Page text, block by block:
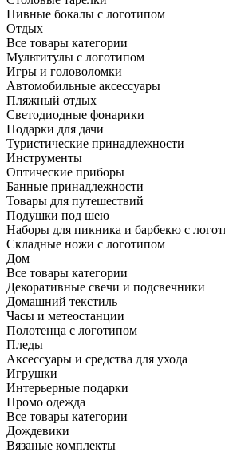
Пивные бокалы с логотипом
Отдых
Все товары категории
Мультитулы с логотипом
Игры и головоломки
Автомобильные аксессуары
Пляжный отдых
Светодиодные фонарики
Подарки для дачи
Туристические принадлежности
Инструменты
Оптические приборы
Банные принадлежности
Товары для путешествий
Подушки под шею
Наборы для пикника и барбекю с
Складные ножи с логотипом
Дом
Все товары категории
Декоративные свечи и подсвечники
Домашний текстиль
Часы и метеостанции
Полотенца с логотипом
Пледы
Аксессуары и средства для ухода
Игрушки
Интерьерные подарки
Промо одежда
Все товары категории
Дождевики
Вязаные комплекты